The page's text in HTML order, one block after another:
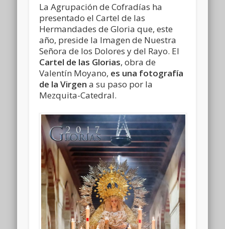
La Agrupación de Cofradías ha
presentado el Cartel de las
Hermandades de Gloria que, este
año, preside la Imagen de Nuestra
Señora de los Dolores y del Rayo. El
Cartel de las Glorias, obra de
Valentín Moyano, es una fotografía
de la Virgen a su paso por la
Mezquita-Catedral.